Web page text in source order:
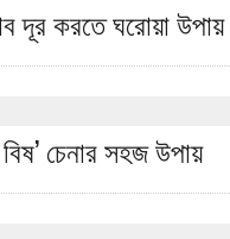
দূর করতে ঘরোয়া উপায়
চেনার সহজ উপায়